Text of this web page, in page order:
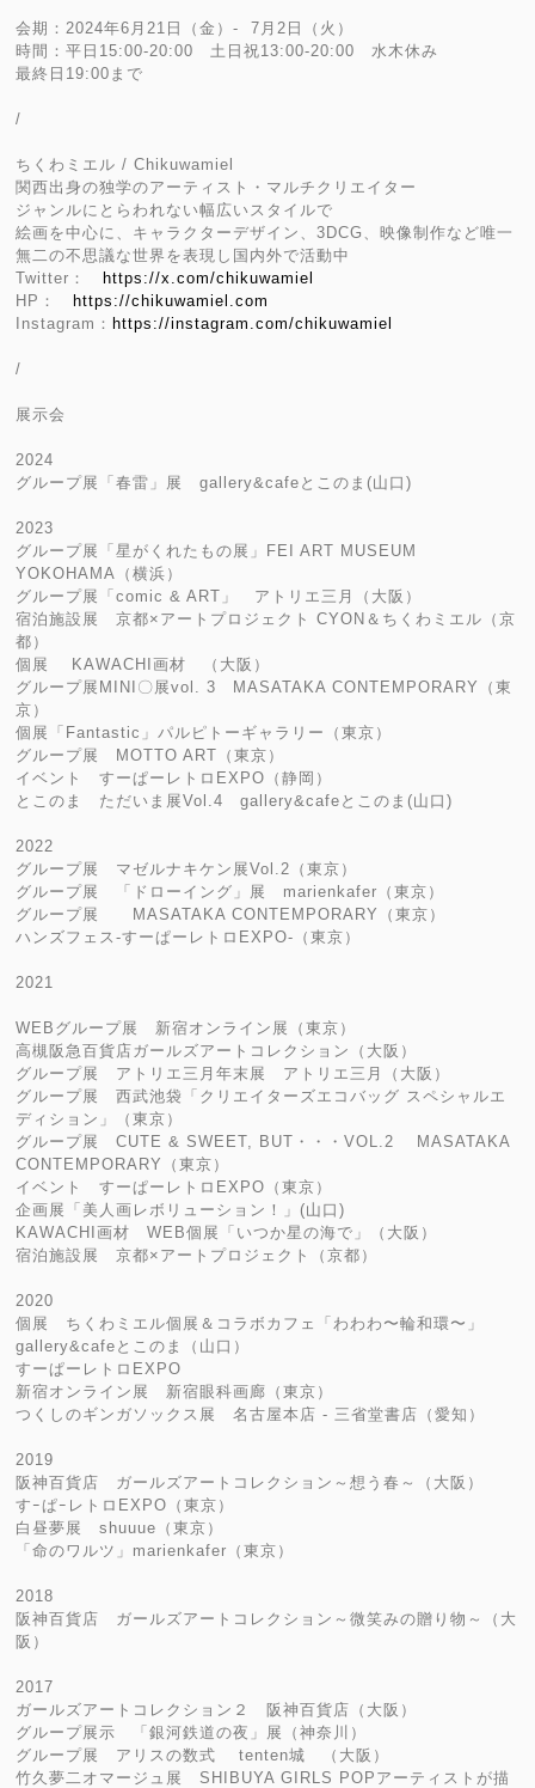
会期：2024年6月21日（金）- 7月2日（火）
時間：平日15:00-20:00 土日祝13:00-20:00 水木休み
最終日19:00まで
/
ちくわミエル / Chikuwamiel
関西出身の独学のアーティスト・マルチクリエイター
ジャンルにとらわれない幅広いスタイルで
絵画を中心に、キャラクターデザイン、3DCG、映像制作など唯一
無二の不思議な世界を表現し国内外で活動中
Twitter：
https://x.com/chikuwamiel
HP：
https://chikuwamiel.com
Instagram： https://instagram.com/chikuwamiel
/
展示会
2024
グループ展「春雷」展 gallery&cafeとこのま(山口)
2023
グループ展「星がくれたもの展」FEI ART MUSEUM
YOKOHAMA（横浜）
グループ展「comic & ART」 アトリエ三月（大阪）
宿泊施設展 京都×アートプロジェクト CYON＆ちくわミエル（京
都）
個展 KAWACHI画材 （大阪）
グループ展MINI〇展vol. 3 MASATAKA CONTEMPORARY（東
京）
個展「Fantastic」パルピトーギャラリー（東京）
グループ展 MOTTO ART（東京）
イベント すーぱーレトロEXPO（静岡）
とこのま ただいま展Vol.4 gallery&cafeとこのま(山口)
2022
グループ展 マゼルナキケン展Vol.2（東京）
グループ展 「ドローイング」展 marienkafer（東京）
グループ展 MASATAKA CONTEMPORARY（東京）
ハンズフェス-すーぱーレトロEXPO-（東京）
2021
WEBグループ展 新宿オンライン展（東京）
高槻阪急百貨店ガールズアートコレクション（大阪）
グループ展 アトリエ三月年末展 アトリエ三月（大阪）
グループ展 西武池袋「クリエイターズエコバッグ スペシャルエ
ディション」（東京）
グループ展 CUTE & SWEET, BUT・・・VOL.2 MASATAKA
CONTEMPORARY（東京）
イベント すーぱーレトロEXPO（東京）
企画展「美人画レボリューション！」(山口)
KAWACHI画材 WEB個展「いつか星の海で」（大阪）
宿泊施設展 京都×アートプロジェクト（京都）
2020
個展 ちくわミエル個展＆コラボカフェ「わわわ〜輪和環〜」
gallery&cafeとこのま（山口）
すーぱーレトロEXPO
新宿オンライン展 新宿眼科画廊（東京）
つくしのギンガソックス展 名古屋本店 - 三省堂書店（愛知）
2019
阪神百貨店 ガールズアートコレクション～想う春～（大阪）
すｰぱｰレトロEXPO（東京）
白昼夢展 shuuue（東京）
「命のワルツ」marienkafer（東京）
2018
阪神百貨店 ガールズアートコレクション～微笑みの贈り物～（大
阪）
2017
ガールズアートコレクション２ 阪神百貨店（大阪）
グループ展示 「銀河鉄道の夜」展（神奈川）
グループ展 アリスの数式 tenten城 （大阪）
竹久夢二オマージュ展 SHIBUYA GIRLS POPアーティストが描